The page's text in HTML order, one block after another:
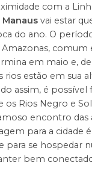
com a
Manaus vai estar
do ano. O
Amazonas, comum
em maio e,
rios estão em sua
assim, é possível
os Rios Negro e
encontro das
para a cidade
para se hospedar
bem